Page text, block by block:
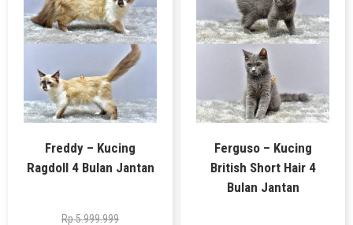
Freddy – Kucing
Ragdoll 4 Bulan Jantan
Rp5.999.999
Ferguso – Kucing
British Short Hair 4
Bulan Jantan